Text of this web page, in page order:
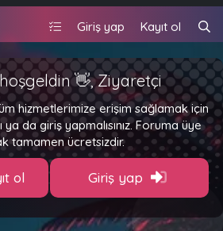
Giriş yap Kayıt ol
👋, Ziyaretçi
hizmetlerimize erişim sağlamak için
da giriş yapmalısınız. Foruma üye
tamamen ücretsizdir.
ol Giriş yap